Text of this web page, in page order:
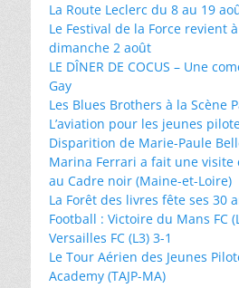
La Route Leclerc du 8 au 19
Le Festival de la Force revient
dimanche 2 août
LE DÎNER DE COCUS – Une
Gay
Les Blues Brothers à la Scène
L’aviation pour les jeunes
Disparition de Marie-Paule
Marina Ferrari a fait une visite
au Cadre noir (Maine-et-Loire)
La Forêt des livres fête ses 30
Football : Victoire du Mans FC
Versailles FC (L3) 3-1
Le Tour Aérien des Jeunes
Academy (TAJP-MA)